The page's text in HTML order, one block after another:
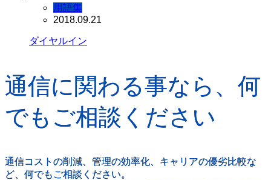
用語集
2018.09.21
ダイヤルイン
通信に関わる事なら、何
でもご相談ください
通信コストの削減、管理の効率化、キャリアの優劣比較な
ど、何でもご相談ください。